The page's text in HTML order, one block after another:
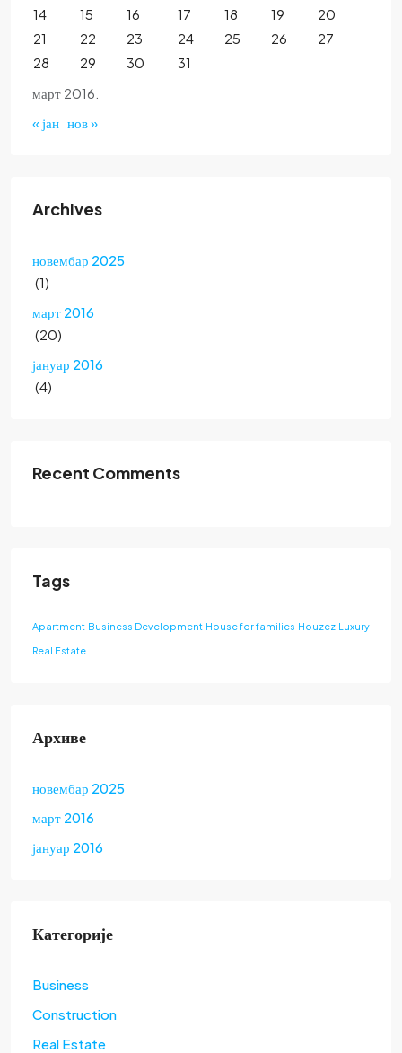
март 2016.
14
15 16 17 18 19
20
21
22 23 24 25 26
27
28
29 30 31
« јан нов »
Archives
новембар 2025
(1)
март 2016
(20)
јануар 2016
(4)
Recent Comments
Tags
Apartment Business Development House for families Houzez Luxury
Real Estate
Архиве
новембар 2025
март 2016
јануар 2016
Категорије
Business
Construction
Real Estate